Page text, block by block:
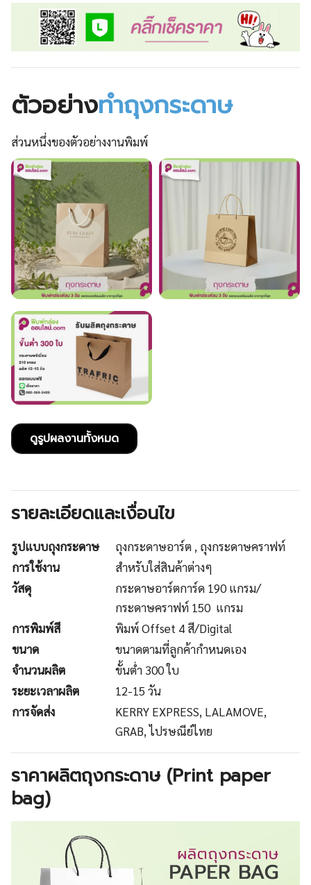
ตัวอย่างทำถุงกระดาษ
ส่วนหนึ่งของตัวอย่างงานพิมพ์
ดูรูปผลงานทั้งหมด
รายละเอียดและเงื่อนไข
รูปแบบถุงกระดาษ
ถุงกระดาษอาร์ต , ถุงกระดาษคราฟท์
การใช้งาน
สำหรับใส่สินค้าต่างๆ
วัสดุ
กระดาษอาร์ตการ์ด 190 แกรม/
กระดาษคราฟท์ 150 แกรม
การพิมพ์สี
พิมพ์ Offset 4 สี/Digital
ขนาด
ขนาดตามที่ลูกค้ากำหนดเอง
จำนวนผลิต
ขั้นต่ำ 300 ใบ
ระยะเวลาผลิต
12-15 วัน
การจัดส่ง
KERRY EXPRESS, LALAMOVE,
GRAB, ไปรษณีย์ไทย
ราคาผลิตถุงกระดาษ (Print paper
bag)